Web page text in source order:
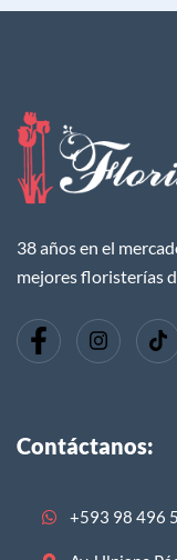
38 años en el
mejores floristerías
Contáctanos:
+593 98 496